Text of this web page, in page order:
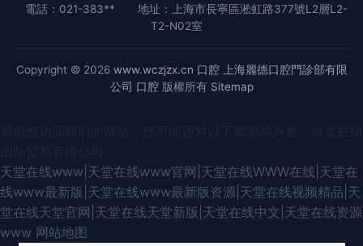
電話：021-383**
地址：上海市長寧區淞虹路377號L2層L2-
T2-N02室
Copyright © 2026 www.wczjzx.cn 口腔
上海麗德口腔門診部有限
公司 口腔版權所有 Sitemap
天堂在线www|天堂在线www官网|天堂在线WWW在线|天堂在
线www最新版|天堂在线www最新版资源|天堂在线视频精品|天
堂在线天堂官网|天堂在线天堂新版|天堂在线中文|天堂在线资源
www 网站地图